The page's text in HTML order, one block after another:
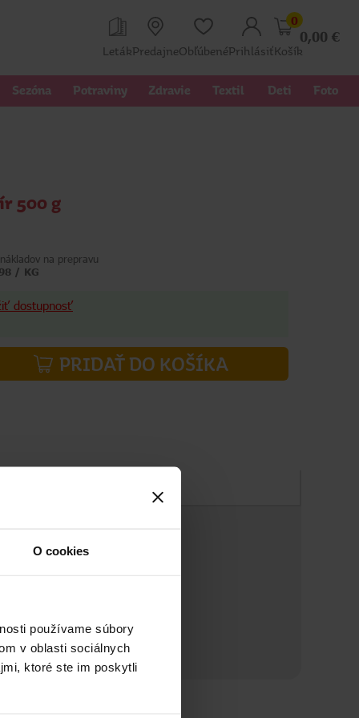
O cookies
používame súbory
v oblasti sociálnych
ktoré ste im poskytli
LetákPredajneObľúbenéPrihlásiť
0
0,00 €
Košík
Sezóna Potraviny Zdravie Textil Deti Foto
500 g
na prepravu
/ KG
dostupnosť
PRIDAŤ DO KOŠÍKA
Zloženie